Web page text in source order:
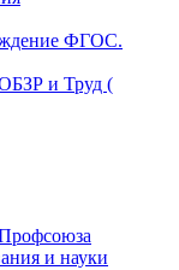
ФГОС.
и Труд (
и науки